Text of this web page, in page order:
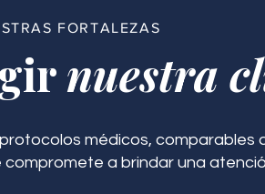
FORTALEZAS
nuestra
médicos, comparables
a brindar una